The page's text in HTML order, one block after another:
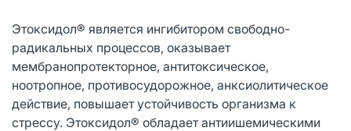
Этоксидол® является ингибитором свободно-
радикальных процессов, оказывает
мембранопротекторное, антитоксическое,
ноотропное, противосудорожное, анксиолитическое
действие, повышает устойчивость организма к
стрессу. Этоксидол® обладает антиишемическими